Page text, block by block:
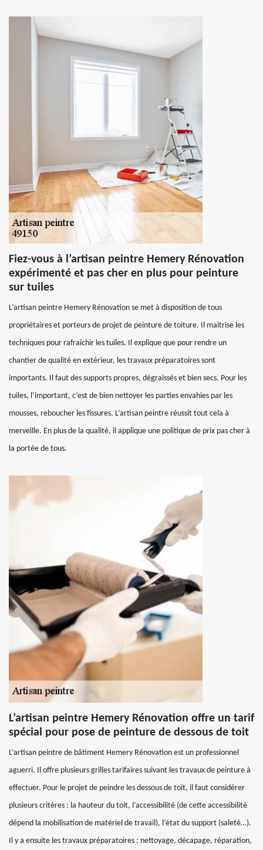
Fiez-vous à l’artisan peintre Hemery Rénovation
expérimenté et pas cher en plus pour peinture
sur tuiles
L’artisan peintre Hemery Rénovation se met à disposition de tous
propriétaires et porteurs de projet de peinture de toiture. Il maitrise les
techniques pour rafraîchir les tuiles. Il explique que pour rendre un
chantier de qualité en extérieur, les travaux préparatoires sont
importants. Il faut des supports propres, dégraissés et bien secs. Pour les
tuiles, l’important, c’est de bien nettoyer les parties envahies par les
mousses, reboucher les fissures. L’artisan peintre réussit tout cela à
merveille. En plus de la qualité, il applique une politique de prix pas cher à
la portée de tous.
L’artisan peintre Hemery Rénovation offre un tarif
spécial pour pose de peinture de dessous de toit
L’artisan peintre de bâtiment Hemery Rénovation est un professionnel
aguerri. Il offre plusieurs grilles tarifaires suivant les travaux de peinture à
effectuer. Pour le projet de peindre les dessous de toit, il faut considérer
plusieurs critères : la hauteur du toit, l’accessibilité (de cette accessibilité
dépend la mobilisation de matériel de travail), l’état du support (saleté…).
Il y a ensuite les travaux préparatoires : nettoyage, décapage, réparation,